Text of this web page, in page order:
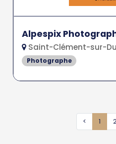
Alpespix
Saint-Clément-sur-
Photographe
< 1